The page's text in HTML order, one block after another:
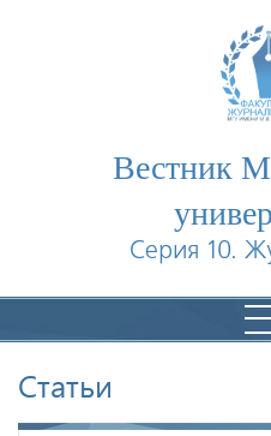
Вестник
Серия 10.
Статьи